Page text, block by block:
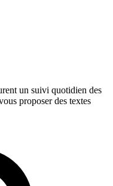
un suivi quotidien des
proposer des textes